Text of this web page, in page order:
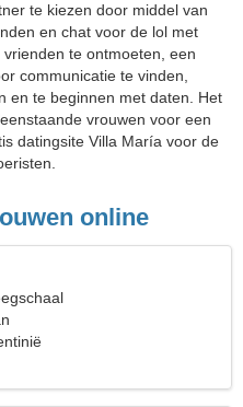
te kiezen door middel van
en chat voor de lol met
te ontmoeten, een
communicatie te vinden,
en te beginnen met daten. Het
vrouwen voor een
datingsite Villa María voor de
online